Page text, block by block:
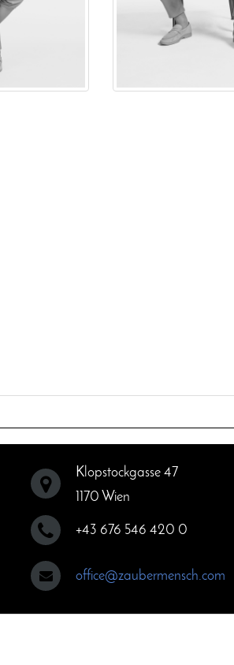
Klopstockgasse 47
1170 Wien
+43 676 546 420 0
office@zaubermensch.com